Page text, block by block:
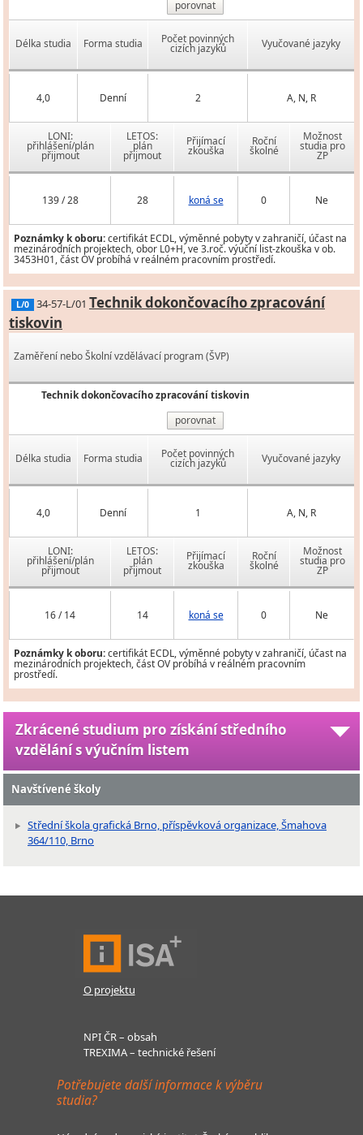
porovnat
Délka studia Forma studia Počet povinných
cizích jazyků Vyučované jazyky
4,0 Denní 2 A, N, R
LONI:
přihlášení/plán
přijmout
LETOS:
plán
přijmout
Přijímací
zkouška
Roční
školné
Možnost
studia pro
ZP
139 / 28 28 koná se 0 Ne
Poznámky k oboru:certifikát ECDL, výměnné pobyty v zahraničí, účast na
mezinárodních projektech, obor L0+H, ve 3.roč. výuční list-zkouška v ob.
3453H01, část OV probíhá v reálném pracovním prostředí.
L/0 34-57-L/01 Technik dokončovacího zpracování
tiskovin
Zaměření nebo Školní vzdělávací program (ŠVP)
Technik dokončovacího zpracování tiskovin
porovnat
Délka studia Forma studia Počet povinných
cizích jazyků Vyučované jazyky
4,0 Denní 1 A, N, R
LONI:
přihlášení/plán
přijmout
LETOS:
plán
přijmout
Přijímací
zkouška
Roční
školné
Možnost
studia pro
ZP
16 / 14 14 koná se 0 Ne
Poznámky k oboru:certifikát ECDL, výměnné pobyty v zahraničí, účast na
mezinárodních projektech, část OV probíhá v reálném pracovním
prostředí.
Zkrácené studium pro získání středního
vzdělání s výučním listem
Navštívené školy
Střední škola grafická Brno, příspěvková organizace, Šmahova
364/110, Brno
O projektu
NPI ČR – obsah
TREXIMA – technické řešení
Potřebujete další informace k výběru
studia?